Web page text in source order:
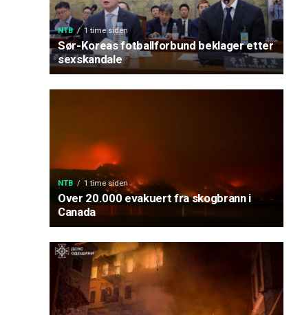
NTB 1 time siden
Sør-Koreas fotballforbund beklager etter
sexskandale
NTB 1 time siden
Over 20.000 evakuert fra skogbrann i
Canada